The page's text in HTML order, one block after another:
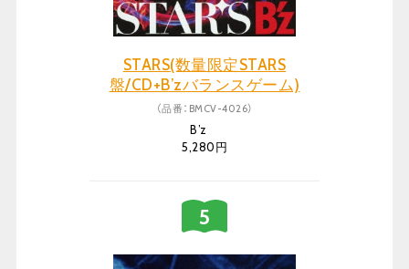
STARS(数量限定STARS
盤/CD+B’zバランスゲーム)
（品番：BMCV-4026）
B’z
5,280円